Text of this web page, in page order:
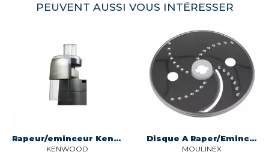
PEUVENT AUSSI VOUS INTÉRESSER
Rapeur/eminceur Kenwood at340
KENWOOD
Disque A Raper/Emincer Fin SEB, Moulinex, Krups, Tefal, Rowenta
MOULINEX